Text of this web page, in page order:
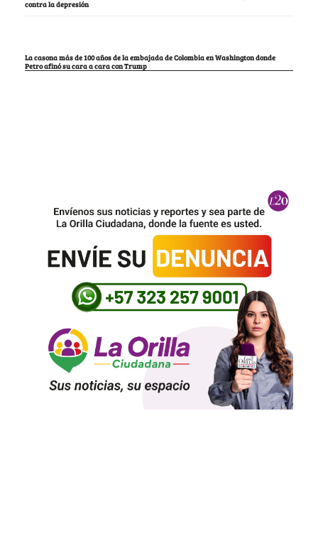
contra la depresión
La casona más de 100 años de la embajada de Colombia en Washington donde
Petro afinó su cara a cara con Trump